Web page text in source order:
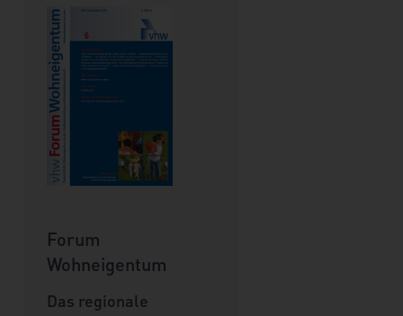
Forum
Wohneigentum
Das regionale